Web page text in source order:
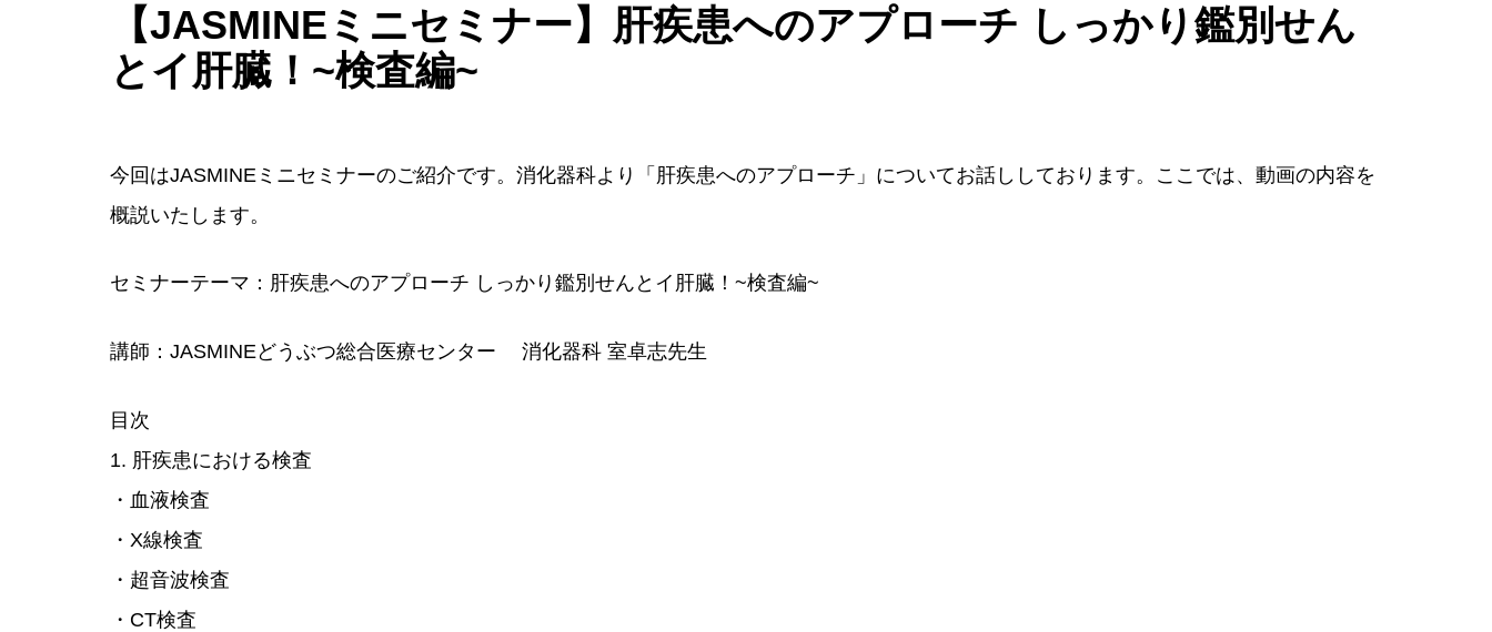
【JASMINEミニセミナー】肝疾患へのアプローチ しっかり鑑別せん
とイ肝臓！~検査編~
今回はJASMINEミニセミナーのご紹介です。消化器科より「肝疾患へのアプローチ」についてお話ししております。ここでは、動画の内容を
概説いたします。
セミナーテーマ：肝疾患へのアプローチ しっかり鑑別せんとイ肝臓！~検査編~
講師：JASMINEどうぶつ総合医療センター 消化器科 室卓志先生
目次
1. 肝疾患における検査
・血液検査
・X線検査
・超音波検査
・CT検査